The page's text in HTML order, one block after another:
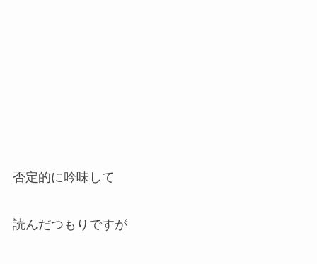
否定的に吟味して
読んだつもりですが